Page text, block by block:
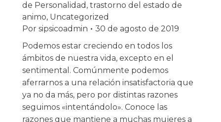
de Personalidad , trastorno del estado de
animo, Uncategorized
Por sipsicoadmin
30 de agosto de 2019
Podemos estar creciendo en todos los
ámbitos de nuestra vida, excepto en el
sentimental. Comúnmente podemos
aferrarnos a una relación insatisfactoria que
ya no da más, pero por distintas razones
seguimos «intentándolo». Conoce las
razones que mantiene a muchas mujeres a